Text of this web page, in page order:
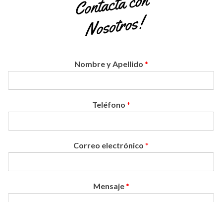
Nombre y Apellido *
Teléfono *
Correo electrónico *
Mensaje*